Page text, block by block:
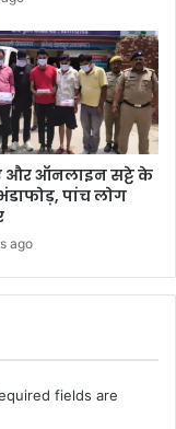
और ऑनलाइन सट्टे के
पांच लोग
ago
fields are